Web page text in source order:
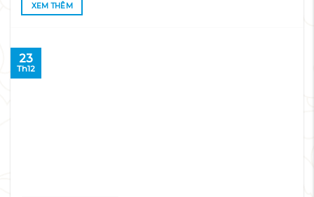
XEM THÊM
23
Th12